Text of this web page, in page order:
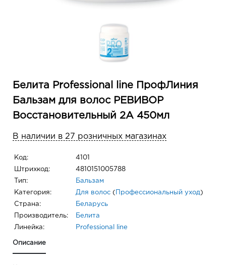
Белита Professional line ПрофЛиния
Бальзам для волос РЕВИВОР
Восстановительный 2А 450мл
В наличии в 27 розничных магазинах
Код: 4101
Штрихкод: 4810151005788
Тип: Бальзам
Категория: Для волос ( Профессиональный уход)
Страна: Беларусь
Производитель: Белита
Линейка: Professional line
Описание